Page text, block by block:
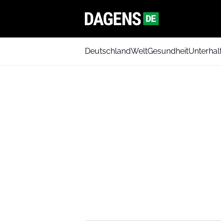
DeutschlandWeltGesundheit